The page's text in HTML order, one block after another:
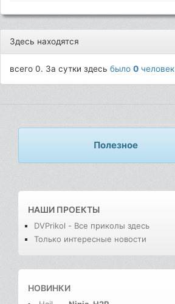
Здесь находятся
всего 0. За сутки здесьбыло0 человек
Полезное
НАШИ ПРОЕКТЫ
DVPrikol - Все приколы здесь
Только интересные новости
НОВИНКИ